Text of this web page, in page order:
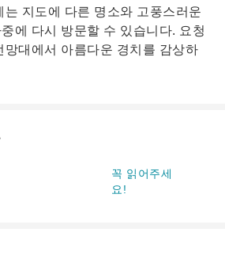
는 지도에 다른 명소와 고풍스러운
에 다시 방문할 수 있습니다. 요청
망대에서 아름다운 경치를 감상하
꼭 읽어주세
요!